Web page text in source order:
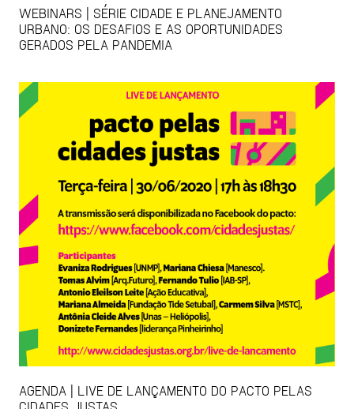
WEBINARS | SÉRIE CIDADE E PLANEJAMENTO
URBANO: OS DESAFIOS E AS OPORTUNIDADES
GERADOS PELA PANDEMIA
AGENDA | LIVE DE LANÇAMENTO DO PACTO PELAS
CIDADES JUSTAS